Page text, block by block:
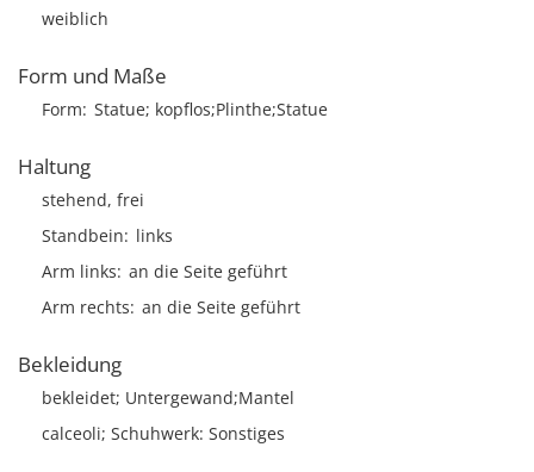
weiblich
Form und Maße
Form Statue; kopflos;Plinthe;Statue
Haltung
stehend, frei
Standbein
links
Arm links an die Seite geführt
Arm rechts an die Seite geführt
Bekleidung
bekleidet; Untergewand;Mantel
calceoli; Schuhwerk: Sonstiges